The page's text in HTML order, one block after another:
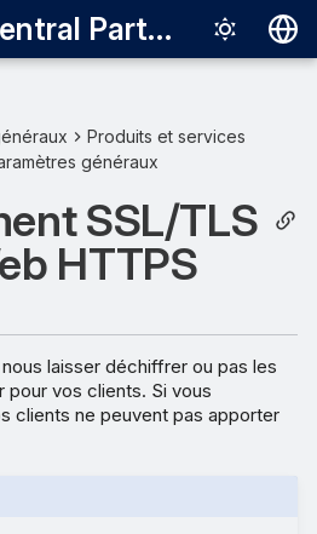
Sophos Central Partner
English
Français
Português
Produits et services
généraux
SSL/TLS
HTTPS
laisser déchiffrer ou pas les
vos clients. Si vous
clients ne peuvent pas apporter